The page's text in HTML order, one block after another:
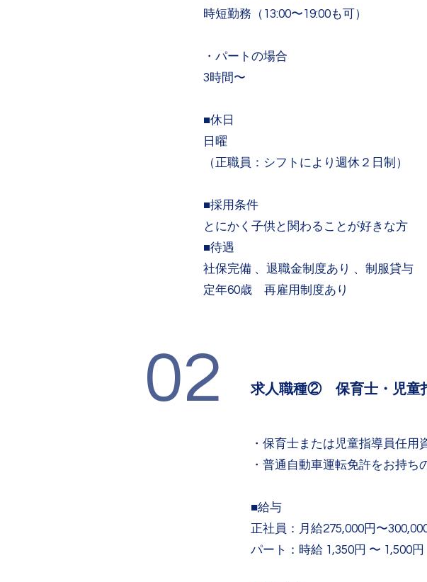
時短勤務（13:00〜19:00も可）
・パートの場合
​3時間〜
■休日
日曜
（正職員：シフトにより週休２日制）
■採用条件
とにかく子供と関わることが好きな方
■待遇
社保完備 、退職金制度あり 、制服貸与
​定年60歳 再雇用制度あり
02 求人職種② 保育士・児童
・保育士または児童指導員任用
・普通自動車運転免許をお持ち
■給与
正社員：月給275,000円〜
パート
：時給 1,350円 〜 1,500円